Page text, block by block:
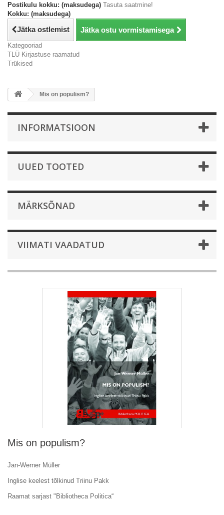
Postikulu kokku: (maksudega) Tasuta saatmine!
Kokku: (maksudega)
Jätka ostlemist Jätka ostu vormistamisega
Kategooriad
TLÜ Kirjastuse raamatud
Trükised
Mis on populism?
INFORMATSIOON
UUED TOOTED
MÄRKSÕNAD
VIIMATI VAADATUD
Mis on populism?
Jan-Werner Müller
Inglise keelest tõlkinud Triinu Pakk
Raamat sarjast "Bibliotheca Politica“